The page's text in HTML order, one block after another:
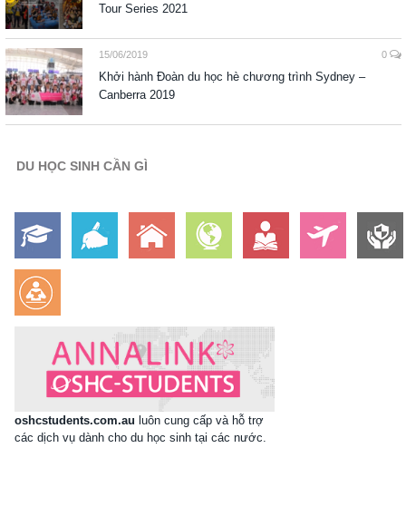
Tour Series 2021
15/06/2019 0
Khởi hành Đoàn du học hè chương trình Sydney –
Canberra 2019
DU HỌC SINH CẦN GÌ
oshcstudents.com.au luôn cung cấp và hỗ trợ
các dịch vụ dành cho du học sinh tại các nước.